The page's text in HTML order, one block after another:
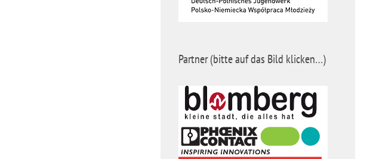
Partner (bitte auf das Bild klicken…)